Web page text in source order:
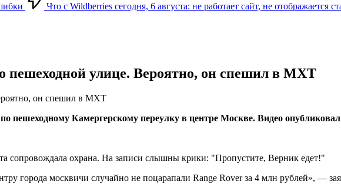
Что с Wildberries сегодня, 6 августа: не работает сайт, не отображается
пешеходной улице. Вероятно, он спешил в МХТ
он спешил в МХТ
пешеходному Камергерскому переулку в центре Москве. Видео
сопровождала охрана. На записи слышны крики: "Пропустите, Верник едет!"
города москвичи случайно не поцарапали Range Rover за 4 млн рублей», —